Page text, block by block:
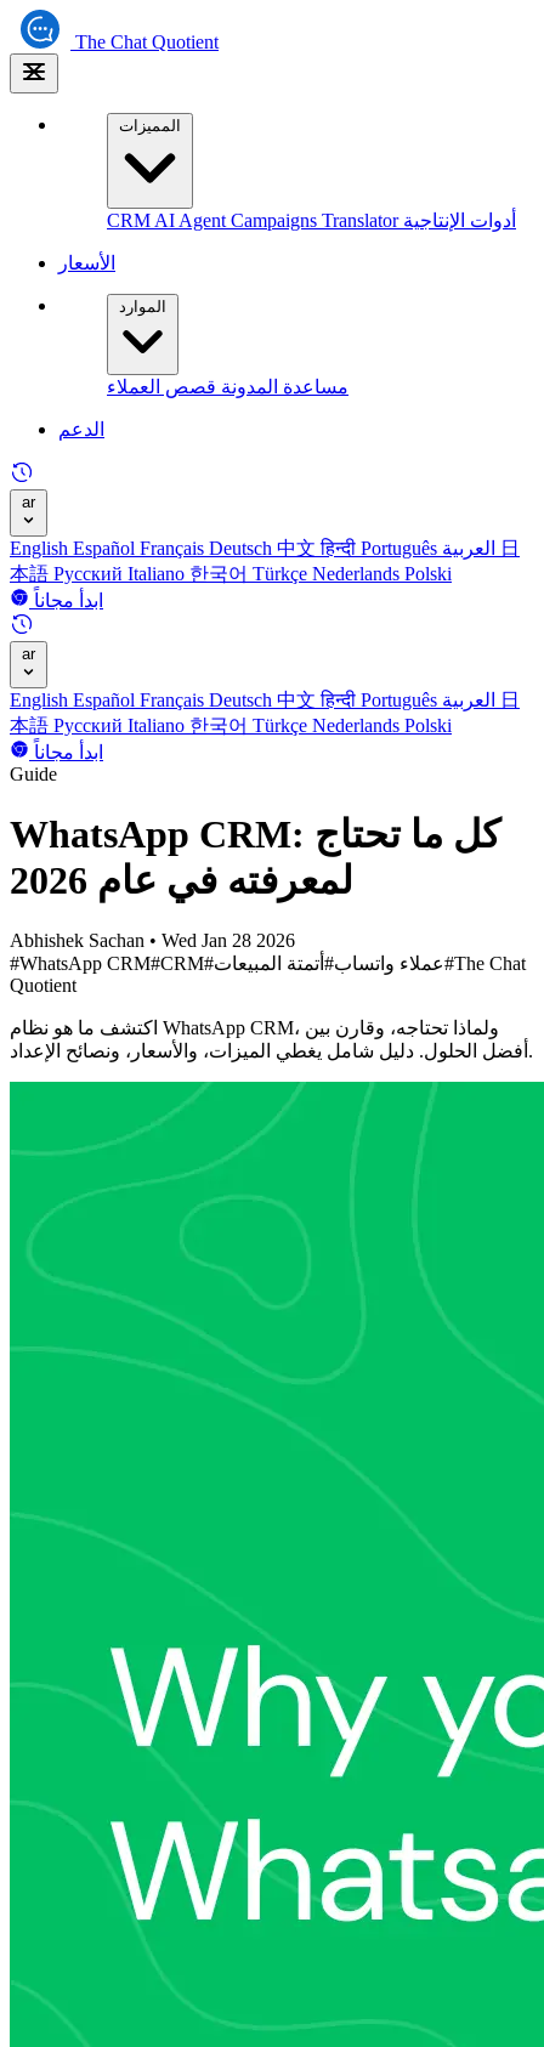
The Chat Quotient
المميزات
CRM AI Agent Campaigns Translator أدوات الإنتاجية
الأسعار
الموارد
مساعدة المدونة قصص العملاء
الدعم
ar
English Español Français Deutsch 中文हिन्दी Português
日
本語 Русский Italiano 한국어 Türkçe Nederlands Polski
ابدأ مجاناً
ar
English Español Français Deutsch 中文हिन्दी Português
日
本語 Русский Italiano 한국어 Türkçe Nederlands Polski
ابدأ مجاناً
Guide
WhatsApp CRM: كل ما تحتاج
لمعرفته في عام 2026
Abhishek Sachan • Wed Jan 28 2026
#WhatsApp CRM#CRM #عملاء واتساب#أتمتة المبيعات
#The Chat
Quotient
اكتشف ما هو نظام WhatsApp CRM، ولماذا تحتاجه، وقارن بين
أفضل الحلول. دليل شامل يغطي الميزات، والأسعار، ونصائح الإعداد.